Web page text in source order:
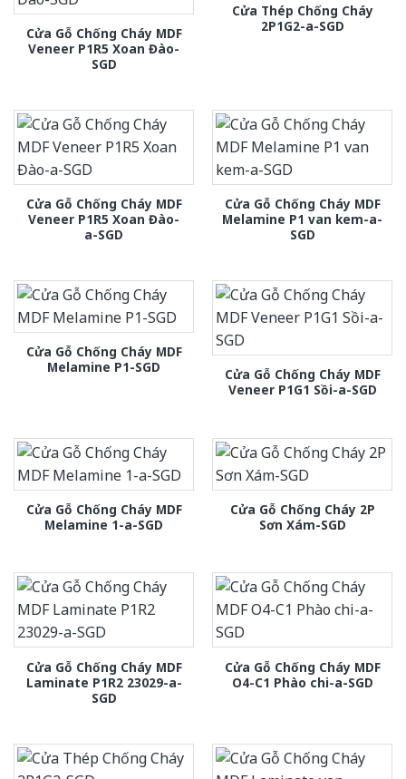
Cửa Gỗ Chống Cháy MDF
Veneer P1R5 Xoan Đào-
SGD
Cửa Thép Chống Cháy
2P1G2-a-SGD
Cửa Gỗ Chống Cháy MDF
Veneer P1R5 Xoan Đào-
a-SGD
Cửa Gỗ Chống Cháy MDF
Melamine P1 van kem-a-
SGD
Cửa Gỗ Chống Cháy MDF
Melamine P1-SGD
Cửa Gỗ Chống Cháy MDF
Veneer P1G1 Sồi-a-SGD
Cửa Gỗ Chống Cháy MDF
Melamine 1-a-SGD
Cửa Gỗ Chống Cháy 2P
Sơn Xám-SGD
Cửa Gỗ Chống Cháy MDF
Laminate P1R2 23029-a-
SGD
Cửa Gỗ Chống Cháy MDF
O4-C1 Phào chi-a-SGD